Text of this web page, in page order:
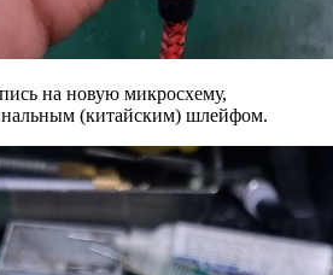
на новую микросхему,
(китайским) шлейфом.